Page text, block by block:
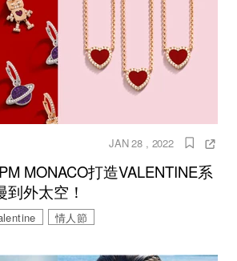
JAN 28 , 2022
MONACO打造VALENTINE系
外太空！
情人節